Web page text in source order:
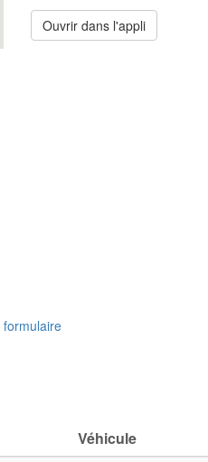
Ouvrir dans l'appli
formulaire
Véhicule